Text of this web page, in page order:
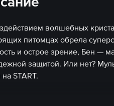
волшебных
питомцах обрела
и острое зрение, Бен —
защитой. Или нет?
START.